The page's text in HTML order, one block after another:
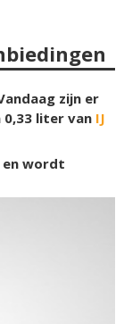
zijn er
0,33 liter van IJ
en wordt